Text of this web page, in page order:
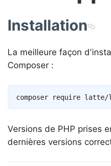
Installation
La meilleure façon
Composer :
composer
Versions de PHP prises
dernières versions